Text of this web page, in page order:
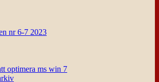
nr 6-7 2023
optimera ms win 7